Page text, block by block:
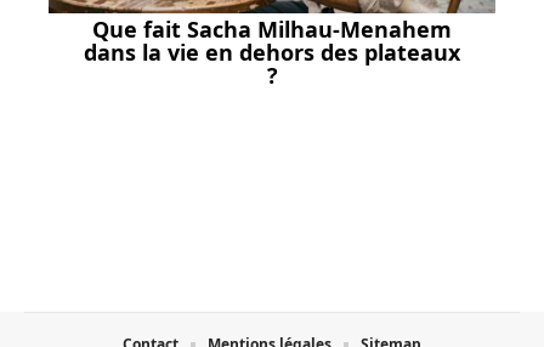
Que fait Sacha Milhau-Menahem
dans la vie en dehors des plateaux
?